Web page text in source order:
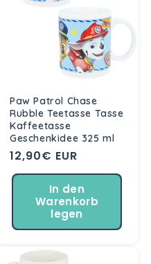
Paw Patrol Chase
Rubble Teetasse Tasse
Kaffeetasse
Geschenkidee 325 ml
Normaler
Preis
12,90€ EUR
In den
Warenkorb
legen